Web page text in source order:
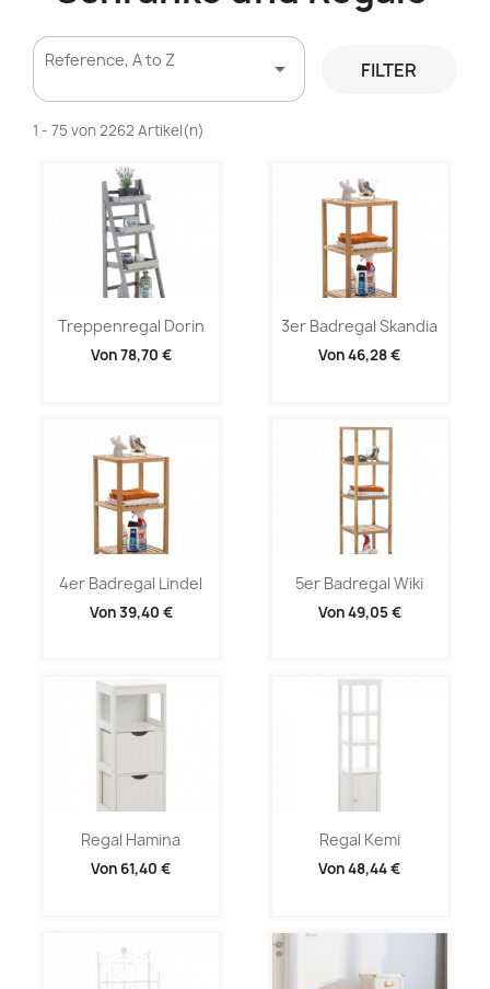
Reference, A to Z  FILTER
1 - 75 von 2262 Artikel(n)
Treppenregal Dorin
Von78,70 €
3er Badregal Skandia
Von46,28 €
4er Badregal Lindel
Von39,40 €
5er Badregal Wiki
Von49,05 €
Regal Hamina
Von 61,40 €
Regal Kemi
Von48,44 €